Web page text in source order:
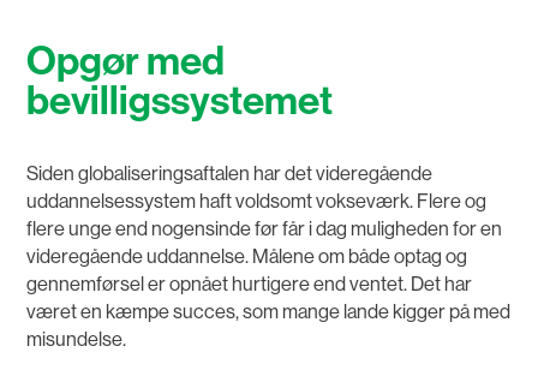
Opgør med
bevilligssystemet
Siden globaliseringsaftalen har det videregående
uddannelsessystem haft voldsomt vokseværk. Flere og
flere unge end nogensinde før får i dag muligheden for en
videregående uddannelse. Målene om både optag og
gennemførsel er opnået hurtigere end ventet. Det har
været en kæmpe succes, som mange lande kigger på med
misundelse.